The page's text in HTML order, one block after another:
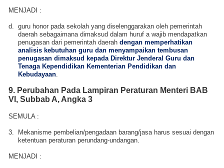
MENJADI :
d. guru honor pada sekolah yang diselenggarakan oleh pemerintah
daerah sebagaimana dimaksud dalam huruf a wajib mendapatkan
penugasan dari pemerintah daerah dengan memperhatikan
analisis kebutuhan guru dan menyampaikan tembusan
penugasan dimaksud kepada Direktur Jenderal Guru dan
Tenaga Kependidikan Kementerian Pendidikan dan
Kebudayaan.
9. Perubahan Pada Lampiran Peraturan Menteri BAB
VI, Subbab A, Angka 3
SEMULA :
3. Mekanisme pembelian/pengadaan barang/jasa harus sesuai dengan
ketentuan peraturan perundang-undangan.
MENJADI :